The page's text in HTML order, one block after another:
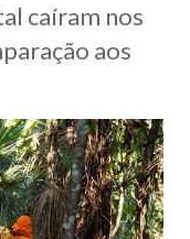
caíram nos
aos